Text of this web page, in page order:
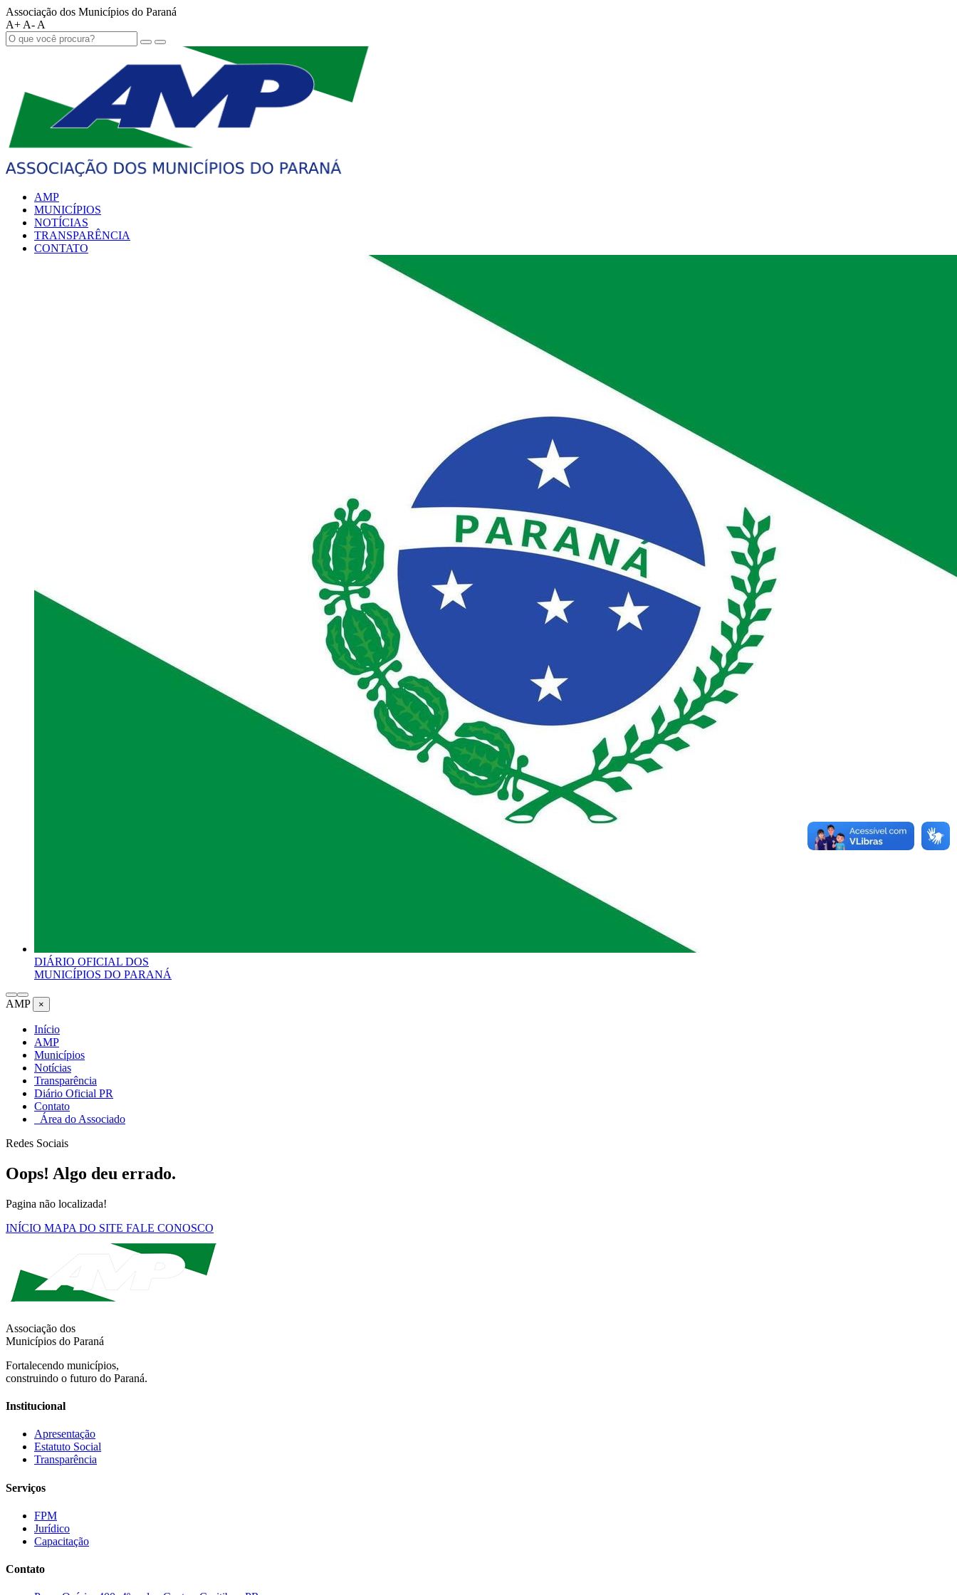
Associação dos Municípios do Paraná
A+ A- A
AMP
MUNICÍPIOS
NOTÍCIAS
TRANSPARÊNCIA
CONTATO
DIÁRIO OFICIAL DOS
MUNICÍPIOS DO PARANÁ
AMP ×
Início
AMP
Municípios
Notícias
Transparência
Diário Oficial PR
Contato
Área do Associado
Redes Sociais
Oops! Algo deu errado.
Pagina não localizada!
INÍCIO MAPA DO SITE FALE CONOSCO
Associação dos
Municípios do Paraná
Fortalecendo municípios,
construindo o futuro do Paraná.
Institucional
Apresentação
Estatuto Social
Transparência
Serviços
FPM
Jurídico
Capacitação
Contato